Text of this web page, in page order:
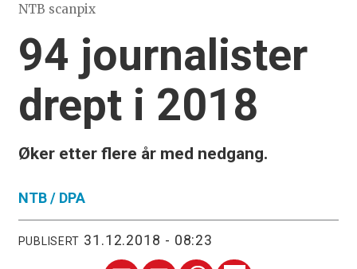
NTB scanpix
94 journalister
drept i 2018
Øker etter flere år med nedgang.
NTB / DPA
PUBLISERT 31.12.2018 - 08:23